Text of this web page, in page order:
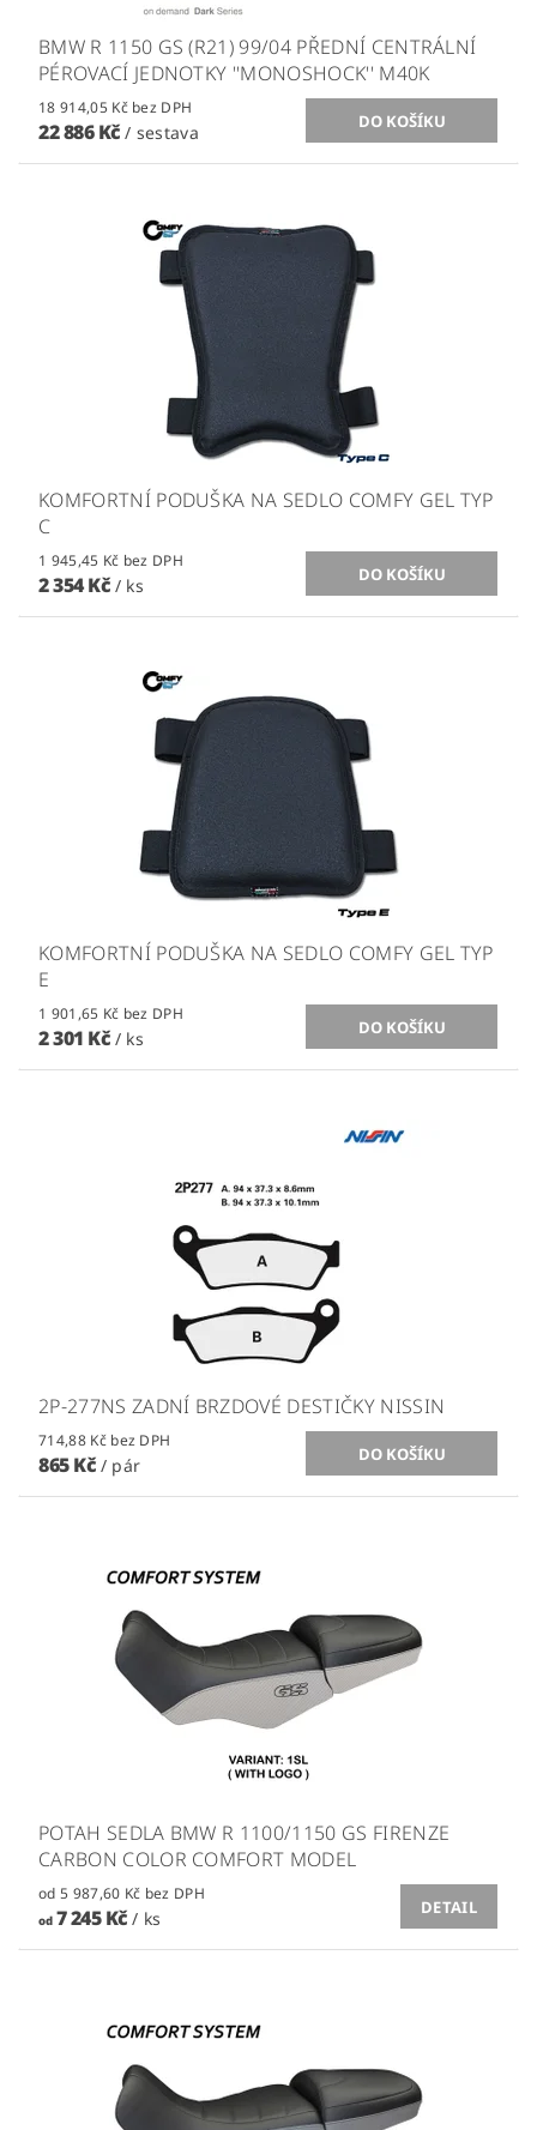
BMW R 1150 GS (R21) 99/04 PŘEDNÍ CENTRÁLNÍ
PÉROVACÍ JEDNOTKY ''MONOSHOCK'' M40K
18 914,05 Kč bez DPH
22 886 Kč/ sestava
KOMFORTNÍ PODUŠKA NA SEDLO COMFY GEL TYP
C
1 945,45 Kč bez DPH
2 354 Kč / ks
KOMFORTNÍ PODUŠKA NA SEDLO COMFY GEL TYP
E
1 901,65 Kč bez DPH
2 301 Kč / ks
2P-277NS ZADNÍ BRZDOVÉ DESTIČKY NISSIN
714,88 Kč bez DPH
865 Kč / pár
POTAH SEDLA BMW R 1100/1150 GS FIRENZE
CARBON COLOR COMFORT MODEL
od 5 987,60 Kč bez DPH
od7 245 Kč/ ks
DETAIL